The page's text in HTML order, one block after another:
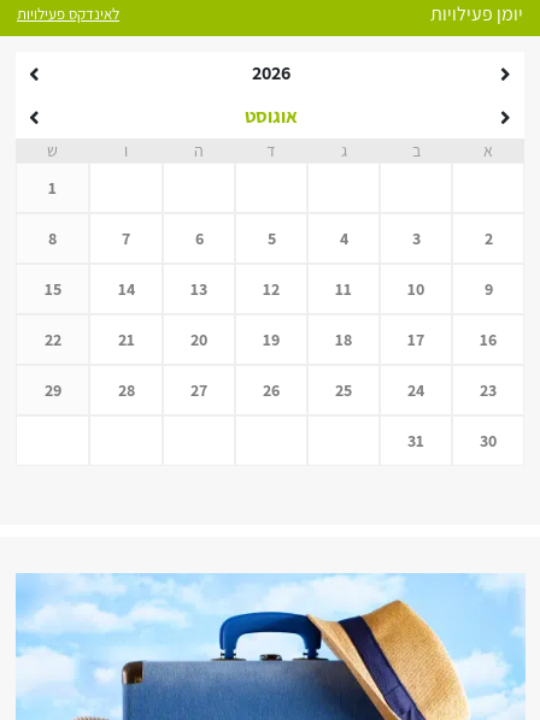
יומן פעילויות לאינדקס פעילויות
2026
אוגוסט
א ב ג ד ה ו
ש
1
2
3
4
5
6
7
8
9
10
11
12
13
14
15
16
17
18
19
20
21
22
23
24
25
26
27
28
29
30
31